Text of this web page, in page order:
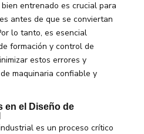
entrenado es crucial para
antes de que se conviertan
lo tanto, es esencial
formación y control de
estos errores y
maquinaria confiable y
en el Diseño de
es un proceso crítico